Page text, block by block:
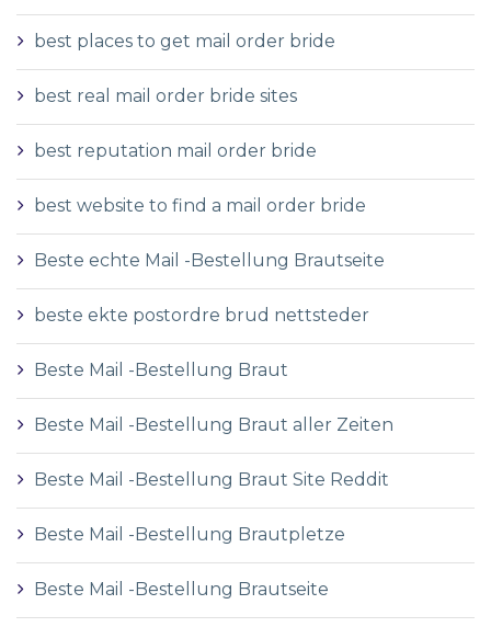
best places to get mail order bride
best real mail order bride sites
best reputation mail order bride
best website to find a mail order bride
Beste echte Mail -Bestellung Brautseite
beste ekte postordre brud nettsteder
Beste Mail -Bestellung Braut
Beste Mail -Bestellung Braut aller Zeiten
Beste Mail -Bestellung Braut Site Reddit
Beste Mail -Bestellung Brautpletze
Beste Mail -Bestellung Brautseite